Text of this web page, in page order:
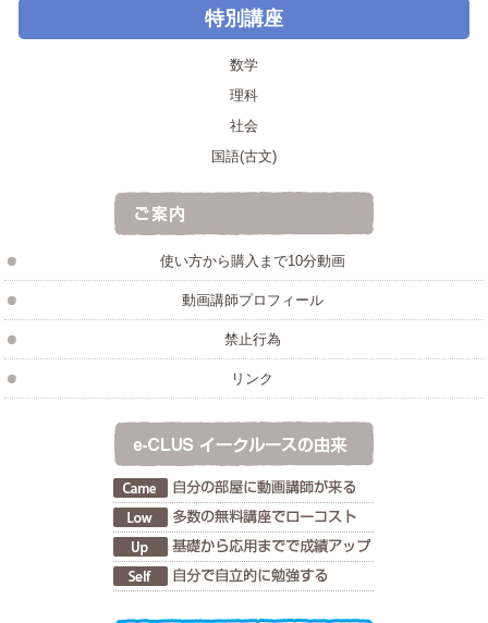
特別講座
数学
理科
社会
国語(古文)
使い方から購入まで10分動画
動画講師プロフィール
禁止行為
リンク